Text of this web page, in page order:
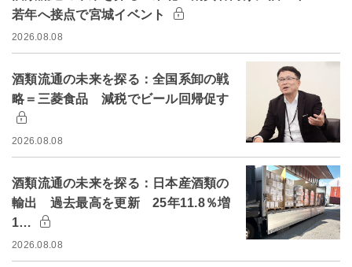
若年へ接点で宮城イベント
2026.08.08
酒類流通の未来を探る：全国系卸の戦
略＝三菱食品 減税でビール回帰促す
2026.08.08
酒類流通の未来を探る：日本産酒類の
輸出 過去最高を更新 25年11.8％増
1…
2026.08.08